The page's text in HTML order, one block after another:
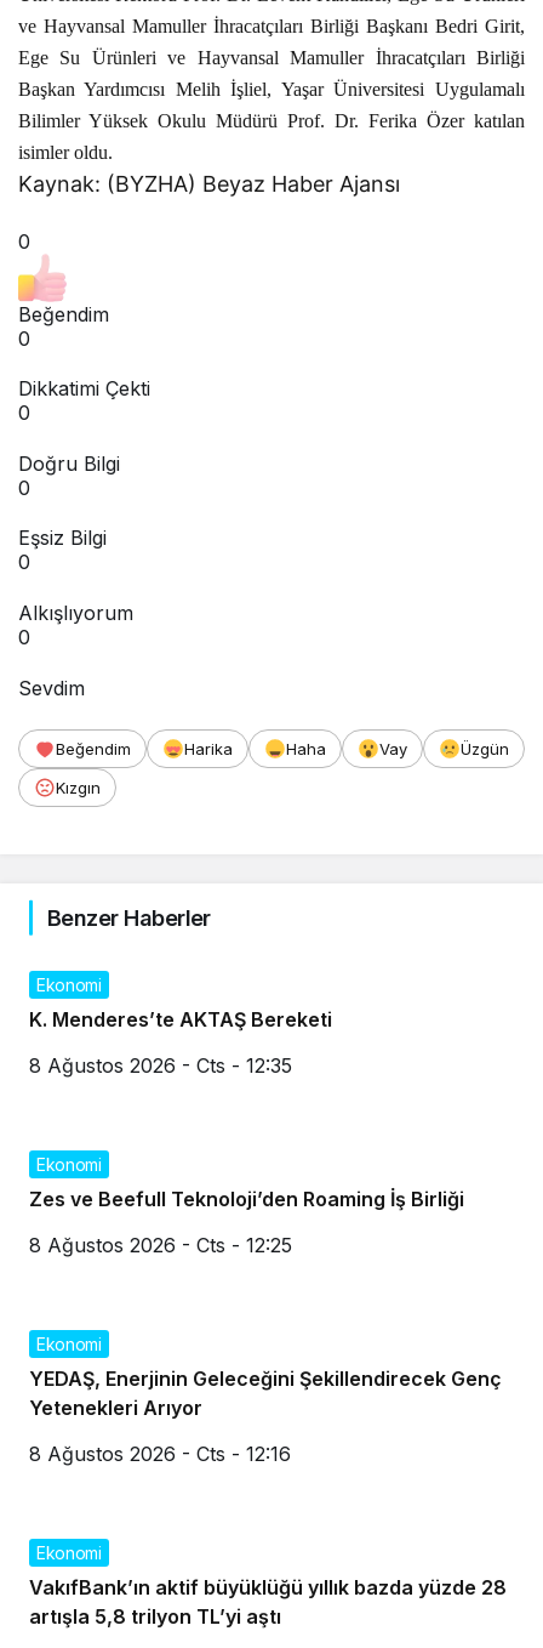
ve Hayvansal Mamuller İhracatçıları Birliği Başkanı Bedri Girit,
Ege Su Ürünleri ve Hayvansal Mamuller İhracatçıları Birliği
Başkan Yardımcısı Melih İşliel, Yaşar Üniversitesi Uygulamalı
Bilimler Yüksek Okulu Müdürü Prof. Dr. Ferika Özer katılan
isimler oldu.
Kaynak: (BYZHA) Beyaz Haber Ajansı
0
Beğendim
0
Dikkatimi Çekti
0
Doğru Bilgi
0
Eşsiz Bilgi
0
Alkışlıyorum
0
Sevdim
Beğendim Harika Haha Vay
Üzgün
Kızgın
Benzer Haberler
Ekonomi
K. Menderes’te AKTAŞ Bereketi
8 Ağustos 2026 - Cts - 12:35
Ekonomi
Zes ve Beefull Teknoloji’den Roaming İş Birliği
8 Ağustos 2026 - Cts - 12:25
Ekonomi
YEDAŞ, Enerjinin Geleceğini Şekillendirecek Genç
Yetenekleri Arıyor
8 Ağustos 2026 - Cts - 12:16
Ekonomi
VakıfBank’ın aktif büyüklüğü yıllık bazda yüzde 28
artışla 5,8 trilyon TL’yi aştı